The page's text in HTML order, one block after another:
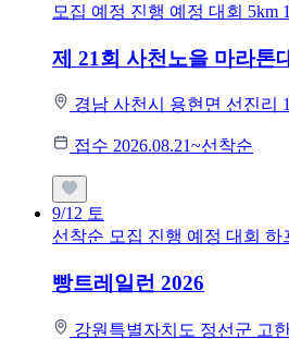
모집 예정 진행 예정 대회 5km
제 21회 사천노을 마라톤
경남 사천시 용현면 선진리
접수 2026.08.21~선착순
9/12 토
선착순 모집 진행 예정 대회 하
빵트레일런 2026
강원특별자치도 정선군 고